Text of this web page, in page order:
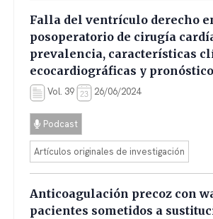
Falla del ventrículo derecho
posoperatorio de cirugía
prevalencia, características
ecocardiográficas y pronóstico
Vol. 39 26/06/2024
Podcast
Artículos originales de investigación
Anticoagulación precoz con
pacientes sometidos a